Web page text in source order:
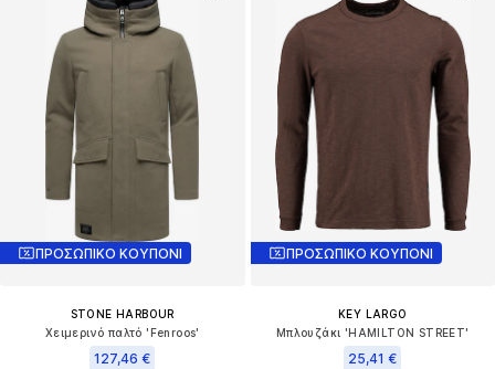
ΠΡΟΣΩΠΙΚΟ ΚΟΥΠΟΝΙ
STONE HARBOUR
Χειμερινό παλτό 'Fenroos'
127,46 €
ΠΡΟΣΩΠΙΚΟ ΚΟΥΠΟΝΙ
KEY LARGO
Μπλουζάκι 'HAMILTON STREET'
25,41 €